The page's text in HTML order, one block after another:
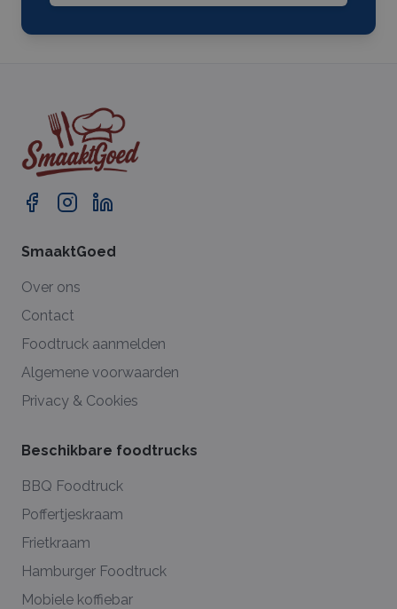
SmaaktGoed
Over ons
Contact
Foodtruck aanmelden
Algemene voorwaarden
Privacy & Cookies
Beschikbare foodtrucks
BBQ Foodtruck
Poffertjeskraam
Frietkraam
Hamburger Foodtruck
Mobiele koffiebar